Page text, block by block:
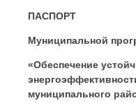
ПАСПОРТ
Муниципальной
«Обеспечение
муниципального